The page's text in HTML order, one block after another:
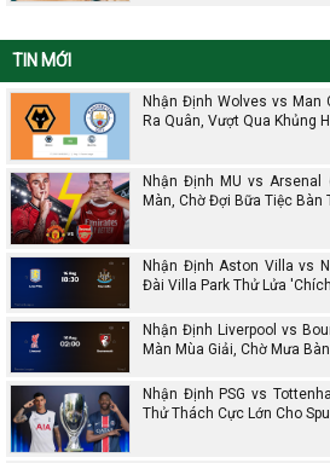
TIN MỚI
Nhận Định Wolves vs Man
Ra Quân, Vượt Qua Khủng
Nhận Định MU vs Arsenal
Màn, Chờ Đợi Bữa Tiệc Bàn
Nhận Định Aston Villa vs
Đài Villa Park Thử Lửa
Nhận Định Liverpool vs
Màn Mùa Giải, Chờ Mưa
Nhận Định PSG vs
Thử Thách Cực Lớn Cho